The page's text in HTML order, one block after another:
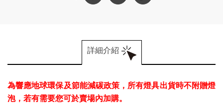
詳細介紹
為響應地球環保及節能減碳政策，所有燈具出貨時不附贈燈
泡，若有需要您可於賣場內加購。